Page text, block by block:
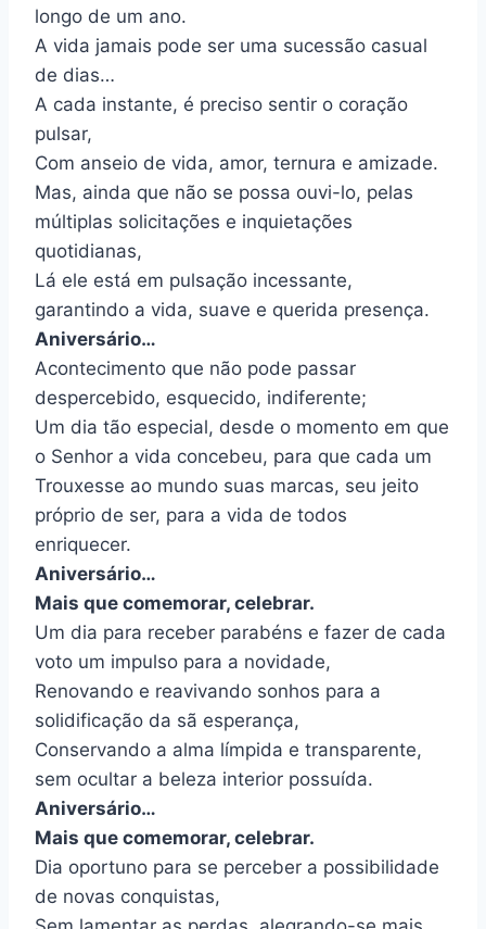
longo de um ano.
A vida jamais pode ser uma sucessão casual
de dias…
A cada instante, é preciso sentir o coração
pulsar,
Com anseio de vida, amor, ternura e amizade.
Mas, ainda que não se possa ouvi-lo, pelas
múltiplas solicitações e inquietações
quotidianas,
Lá ele está em pulsação incessante,
garantindo a vida, suave e querida presença.
Aniversário…
Acontecimento que não pode passar
despercebido, esquecido, indiferente;
Um dia tão especial, desde o momento em que
o Senhor a vida concebeu, para que cada um
Trouxesse ao mundo suas marcas, seu jeito
próprio de ser, para a vida de todos
enriquecer.
Aniversário…
Mais que comemorar, celebrar.
Um dia para receber parabéns e fazer de cada
voto um impulso para a novidade,
Renovando e reavivando sonhos para a
solidificação da sã esperança,
Conservando a alma límpida e transparente,
sem ocultar a beleza interior possuída.
Aniversário…
Mais que comemorar, celebrar.
Dia oportuno para se perceber a possibilidade
de novas conquistas,